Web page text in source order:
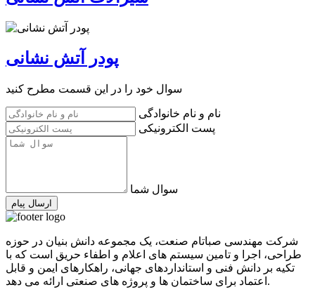
پودر آتش نشانی
سوال خود را در این قسمت مطرح کنید
نام و نام خانوادگی
پست الکترونیکی
سوال شما
ارسال پیام
شرکت مهندسی صباتام صنعت، یک مجموعه دانش بنیان در حوزه
طراحی، اجرا و تامین سیستم های اعلام و اطفاء حریق است که با
تکیه بر دانش فنی و استانداردهای جهانی، راهکارهای ایمن و قابل
اعتماد برای ساختمان ها و پروژه های صنعتی ارائه می دهد.